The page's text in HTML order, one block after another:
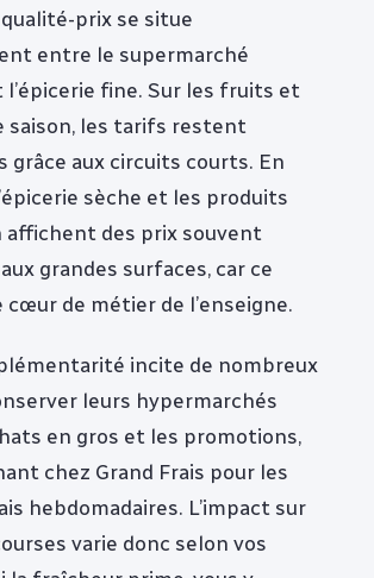
prix se situe
entre le supermarché
fine. Sur les fruits et
saison, les tarifs restent
aux circuits courts. En
sèche et les produits
affichent des prix souvent
grandes surfaces, car ce
cœur de métier de l’enseigne.
incite de nombreux
leurs hypermarchés
en gros et les promotions,
chez Grand Frais pour les
hebdomadaires. L’impact sur
varie donc selon vos